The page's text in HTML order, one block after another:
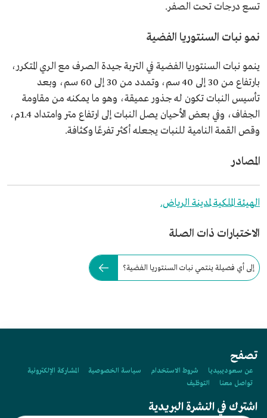
تسع درجات تحت الصفر.
نمو نبات السنتوريا الفضية
ينمو نبات السنتوريا الفضية في التربة جيدة الصرف مع الري المتكرر،
بارتفاع من 30 إلى 40 سم، وتمدد من 30 إلى 60 سم، وبعد
تأسيس النبات تكون له جذور عميقة، وهو ما يمكنه من مقاومة
الجفاف، وفي بعض الأحيان يصل النبات إلى ارتفاع متر وامتداد 1.4م،
وقص القمة النامية للنبات يجعله أكثر تفرعًا وكثافة.
المصادر
الهيئة الملكية لمدينة الرياض.
الاختبارات ذات الصلة
إلى أي فصيلة ينتمي نبات السنتوريا الفضية؟
تصفح
عن سعوديبيديا شروط الاستخدام سياسة الخصوصية
المشاركة الإلكترونية
تواصل معنا
التوظيف
اشترك في النشرة البريدية